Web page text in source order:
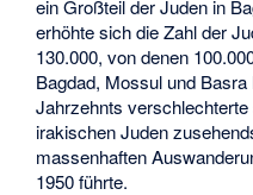
ein Großteil der Juden in
erhöhte sich die Zahl der
130.000, von denen
Bagdad, Mossul und Basra
Jahrzehnts
irakischen Juden
massenhaften
1950 führte.